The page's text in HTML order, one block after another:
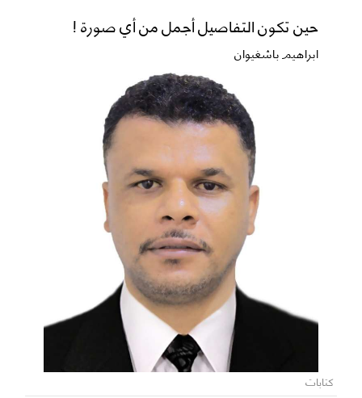
حين تكون التفاصيل أجمل من أي صورة !
ابراهيم باشغيوان
كتابات